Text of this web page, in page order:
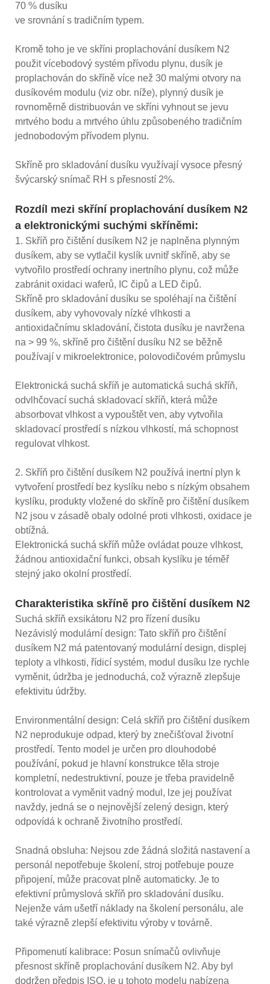
70 % dusíku
ve srovnání s tradičním typem.
Kromě toho je ve skříni proplachování dusíkem N2
použit vícebodový systém přívodu plynu, dusík je
proplachován do skříně více než 30 malými otvory na
dusíkovém modulu (viz obr. níže), plynný dusík je
rovnoměrně distribuován ve skříni vyhnout se jevu
mrtvého bodu a mrtvého úhlu způsobeného tradičním
jednobodovým přívodem plynu.
Skříně pro skladování dusíku využívají vysoce přesný
švýcarský snímač RH s přesností 2%.
Rozdíl mezi skříní proplachování dusíkem N2
a elektronickými suchými skříněmi:
1. Skříň pro čištění dusíkem N2 je naplněna plynným
dusíkem, aby se vytlačil kyslík uvnitř skříně, aby se
vytvořilo prostředí ochrany inertního plynu, což může
zabránit oxidaci waferů, IC čipů a LED čipů.
Skříně pro skladování dusíku se spoléhají na čištění
dusíkem, aby vyhovovaly nízké vlhkosti a
antioxidačnímu skladování, čistota dusíku je navržena
na > 99 %, skříně pro čištění dusíku N2 se běžně
používají v mikroelektronice, polovodičovém průmyslu
Elektronická suchá skříň je automatická suchá skříň,
odvlhčovací suchá skladovací skříň, která může
absorbovat vlhkost a vypouštět ven, aby vytvořila
skladovací prostředí s nízkou vlhkostí, má schopnost
regulovat vlhkost.
2. Skříň pro čištění dusíkem N2 používá inertní plyn k
vytvoření prostředí bez kyslíku nebo s nízkým obsahem
kyslíku, produkty vložené do skříně pro čištění dusíkem
N2 jsou v zásadě obaly odolné proti vlhkosti, oxidace je
obtížná.
Elektronická suchá skříň může ovládat pouze vlhkost,
žádnou antioxidační funkci, obsah kyslíku je téměř
stejný jako okolní prostředí.
Charakteristika skříně pro čištění dusíkem N2
Suchá skříň exsikátoru N2 pro řízení dusíku
Nezávislý modulární design: Tato skříň pro čištění
dusíkem N2 má patentovaný modulární design, displej
teploty a vlhkosti, řídicí systém, modul dusíku lze rychle
vyměnit, údržba je jednoduchá, což výrazně zlepšuje
efektivitu údržby.
Environmentální design: Celá skříň pro čištění dusíkem
N2 neprodukuje odpad, který by znečišťoval životní
prostředí. Tento model je určen pro dlouhodobé
používání, pokud je hlavní konstrukce těla stroje
kompletní, nedestruktivní, pouze je třeba pravidelně
kontrolovat a vyměnit vadný modul, lze jej používat
navždy, jedná se o nejnovější zelený design, který
odpovídá k ochraně životního prostředí.
Snadná obsluha: Nejsou zde žádná složitá nastavení a
personál nepotřebuje školení, stroj potřebuje pouze
připojení, může pracovat plně automaticky. Je to
efektivní průmyslová skříň pro skladování dusíku.
Nejenže vám ušetří náklady na školení personálu, ale
také výrazně zlepší efektivitu výroby v továrně.
Připomenutí kalibrace: Posun snímačů ovlivňuje
přesnost skříně proplachování dusíkem N2. Aby byl
dodržen předpis ISO, je u tohoto modelu nabízena